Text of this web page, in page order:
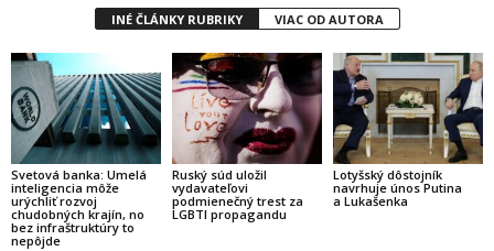
INÉ ČLÁNKY RUBRIKY VIAC OD AUTORA
Svetová banka: Umelá
inteligencia môže
urýchliť rozvoj
chudobných krajín, no
bez infraštruktúry to
nepôjde
Ruský súd uložil
vydavateľovi
podmienečný trest za
LGBTI propagandu
Lotyšský dôstojník
navrhuje únos Putina
a Lukašenka